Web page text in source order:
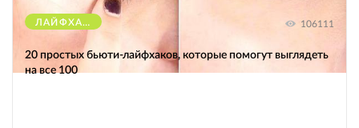
ЛАЙФХАКИ 106111
20 простых бьюти-лайфхаков, которые помогут выглядеть
на все 100